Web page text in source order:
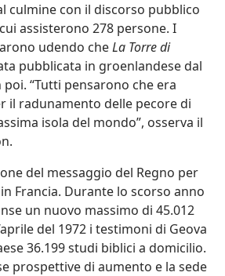
culmine con il discorso pubblico
assisterono 278 persone. I
udendo cheLa Torre di
pubblicata in groenlandese dal
“Tutti pensarono che era
il radunamento delle pecore di
isola del mondo”, osserva il
del messaggio del Regno per
Francia. Durante lo scorso anno
un nuovo massimo di 45.012
del 1972 i testimoni di Geova
36.199 studi biblici a domicilio.
prospettive di aumento e la sede